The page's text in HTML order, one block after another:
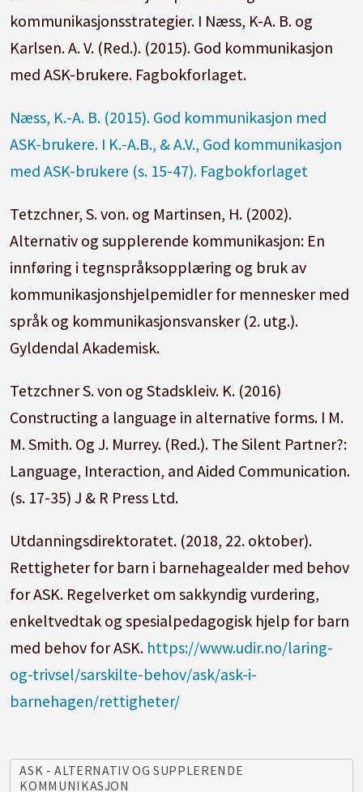
kommunikasjonsstrategier. I Næss, K-A. B. og
Karlsen. A. V. (Red.). (2015). God kommunikasjon
med ASK-brukere. Fagbokforlaget.
Næss, K.-A. B. (2015). God kommunikasjon med
ASK-brukere. I K.-A.B., & A.V., God kommunikasjon
med ASK-brukere (s. 15-47). Fagbokforlaget
Tetzchner, S. von. og Martinsen, H. (2002).
Alternativ og supplerende kommunikasjon: En
innføring i tegnspråksopplæring og bruk av
kommunikasjonshjelpemidler for mennesker med
språk og kommunikasjonsvansker (2. utg.).
Gyldendal Akademisk.
Tetzchner S. von og Stadskleiv. K. (2016)
Constructing a language in alternative forms. I M.
M. Smith. Og J. Murrey. (Red.). The Silent Partner?:
Language, Interaction, and Aided Communication.
(s. 17-35) J & R Press Ltd.
Utdanningsdirektoratet. (2018, 22. oktober).
Rettigheter for barn i barnehagealder med behov
for ASK. Regelverket om sakkyndig vurdering,
enkeltvedtak og spesialpedagogisk hjelp for barn
med behov for ASK. https://www.udir.no/laring-
og-trivsel/sarskilte-behov/ask/ask-i-
barnehagen/rettigheter/
ASK - ALTERNATIV OG SUPPLERENDE
KOMMUNIKASJON